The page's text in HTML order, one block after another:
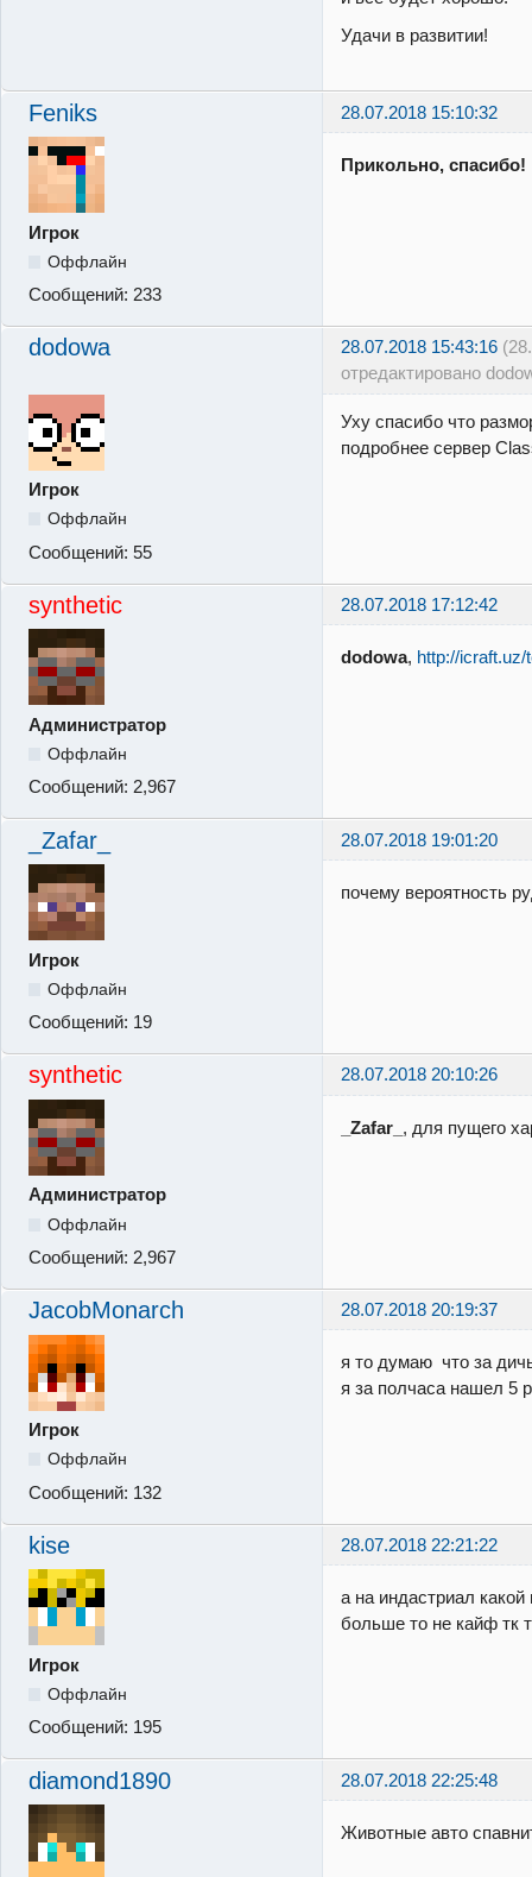
Удачи в развитии!
Feniks 28.07.2018 15:10:32
Игрок
Оффлайн
Сообщений: 233
Прикольно, спасибо!
dodowa 28.07.2018 15:43:16
отредактировано
Игрок
Оффлайн
Сообщений: 55
Уху спасибо что
подробнее сервер
synthetic 28.07.2018 17:12:42
Администратор
Оффлайн
Сообщений: 2,967
dodowa, http://icraft.uz/
_Zafar_ 28.07.2018 19:01:20
Игрок
Оффлайн
Сообщений: 19
почему вероятность
synthetic 28.07.2018 20:10:26
Администратор
Оффлайн
Сообщений: 2,967
_Zafar_ , для пущего
JacobMonarch 28.07.2018 20:19:37
Игрок
Оффлайн
Сообщений: 132
я то думаю что за
я за полчаса нашел 5
kise 28.07.2018 22:21:22
Игрок
Оффлайн
Сообщений: 195
а на индастриал
больше то не кайф тк
diamond1890 28.07.2018 22:25:48
Животные авто